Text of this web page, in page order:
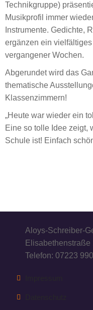
Technikgruppe)
Musikprofil immer
Instrumente. Gedichte,
ergänzen ein
vergangener Wochen.
Abgerundet wird das
thematische
Klassenzimmern!
„Heute war wieder ein
Eine so tolle Idee zeigt,
Schule ist! Einfach
Aloys-Schreiber-
Elisabethenstraße
Telefon: 07223